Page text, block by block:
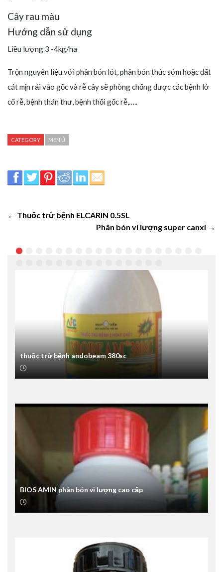
Cây rau màu
Hướng dẫn sử dụng
Liều lượng 3 -4kg/ha
Trộn nguyên liệu với phân bón lót, phân bón thúc sớm hoặc đất
cát mịn rải vào gốc và rễ cây sẽ phòng chống được các bệnh lở
cổ rễ, bệnh thán thư, bệnh thối gốc rễ,…..
CATEGORY MEN Ủ
← Thuốc trừ bệnh ELCARIN 0.5SL
Phân bón vi lượng super canxi →
thuốc trừ bệnh andobeam 380sc
BIOS AMIN phân bón vi lượng cao cấp